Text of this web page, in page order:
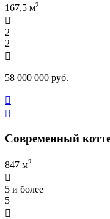
167,5 м2

2
2

58 000 000 руб.


Современный
847 м2

5 и более
5
